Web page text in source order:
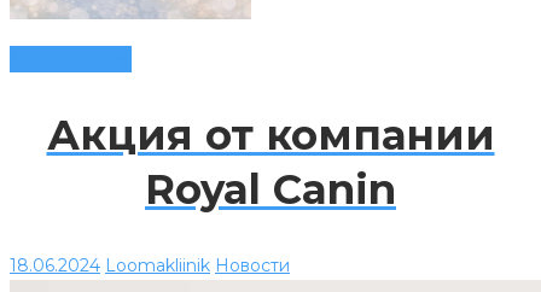
Акция от компании
Royal Canin
18.06.2024 Loomakliinik Новости